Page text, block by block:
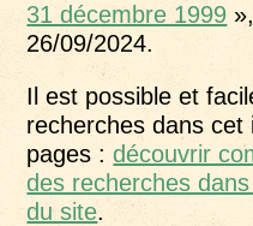
31 décembre 1999
26/09/2024.
Il est possible et
recherches dans cet
pages :découvrir
des recherches
du site.